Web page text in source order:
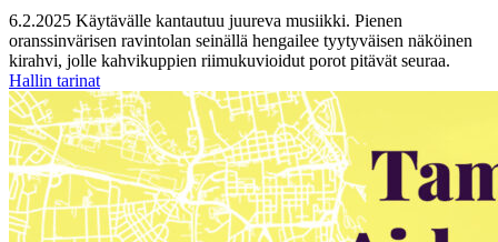
6.2.2025 Käytävälle kantautuu juureva musiikki. Pienen
oranssinvärisen ravintolan seinällä hengailee tyytyväisen näköinen
kirahvi, jolle kahvikuppien riimukuvioidut porot pitävät seuraa.
Hallin tarinat